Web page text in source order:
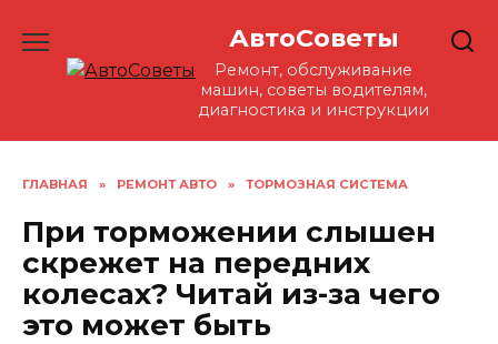
содержанию
АвтоСоветы
Ремонт, обслуживание
машин, советы водителям,
диагностика и инструкции
ГЛАВНАЯ » РЕМОНТ АВТО » ТОРМОЗНАЯ СИСТЕМА
При торможении слышен
скрежет на передних
колесах? Читай из-за чего
это может быть